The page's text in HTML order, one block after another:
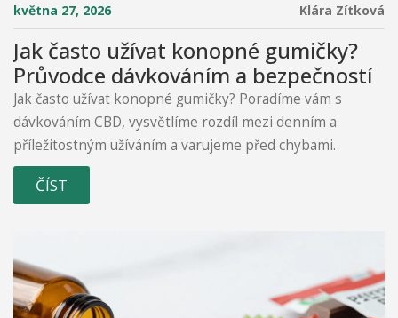
května 27, 2026 Klára Zítková
Jak často užívat konopné gumičky?
Průvodce dávkováním a bezpečností
Jak často užívat konopné gumičky? Poradíme vám s
dávkováním CBD, vysvětlíme rozdíl mezi denním a
příležitostným užíváním a varujeme před chybami.
ČÍST